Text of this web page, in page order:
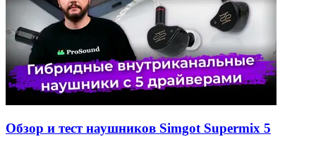
Обзор и тест наушников Simgot Supermix 5